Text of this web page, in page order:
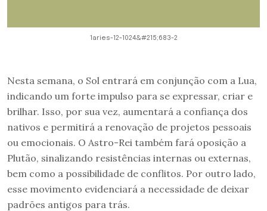
1aries-12-1024&#215;683-2
Nesta semana, o Sol entrará em conjunção com a Lua,
indicando um forte impulso para se expressar, criar e
brilhar. Isso, por sua vez, aumentará a confiança dos
nativos e permitirá a renovação de projetos pessoais
ou emocionais. O Astro-Rei também fará oposição a
Plutão, sinalizando resistências internas ou externas,
bem como a possibilidade de conflitos. Por outro lado,
esse movimento evidenciará a necessidade de deixar
padrões antigos para trás.